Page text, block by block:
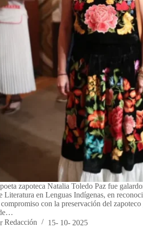
zapoteca Natalia Toledo Paz fue
Literatura en Lenguas Indígenas, en
con la preservación del
Redacción 15- 10- 2025